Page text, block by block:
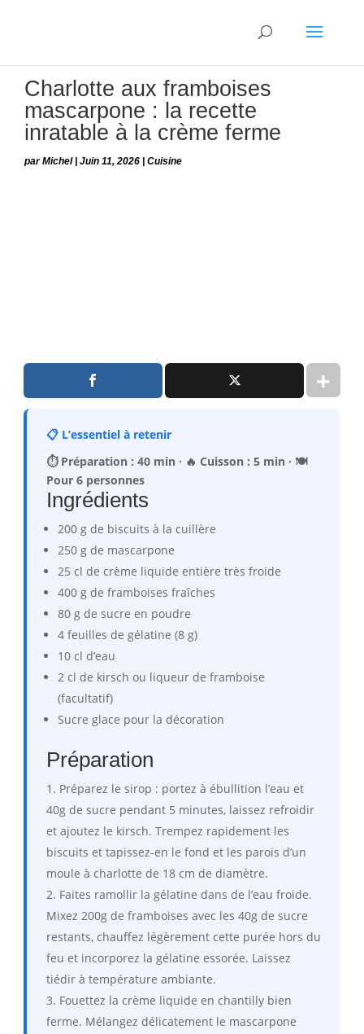
Charlotte aux framboises
mascarpone : la recette
inratable à la crème ferme
parMichel| Juin 11, 2026 Cuisine
📋 L’essentiel à retenir
⏱️ Préparation : 40 min · 🔥 Cuisson : 5 min · 🍽️
Pour 6 personnes
Ingrédients
200 g de biscuits à la cuillère
250 g de mascarpone
25 cl de crème liquide entière très froide
400 g de framboises fraîches
80 g de sucre en poudre
4 feuilles de gélatine (8 g)
10 cl d’eau
2 cl de kirsch ou liqueur de framboise
(facultatif)
Sucre glace pour la décoration
Préparation
Préparez le sirop : portez à ébullition l’eau et
40g de sucre pendant 5 minutes, laissez refroidir
et ajoutez le kirsch. Trempez rapidement les
biscuits et tapissez-en le fond et les parois d’un
moule à charlotte de 18 cm de diamètre.
Faites ramollir la gélatine dans de l’eau froide.
Mixez 200g de framboises avec les 40g de sucre
restants, chauffez légèrement cette purée hors du
feu et incorporez la gélatine essorée. Laissez
tiédir à température ambiante.
Fouettez la crème liquide en chantilly bien
ferme. Mélangez délicatement le mascarpone